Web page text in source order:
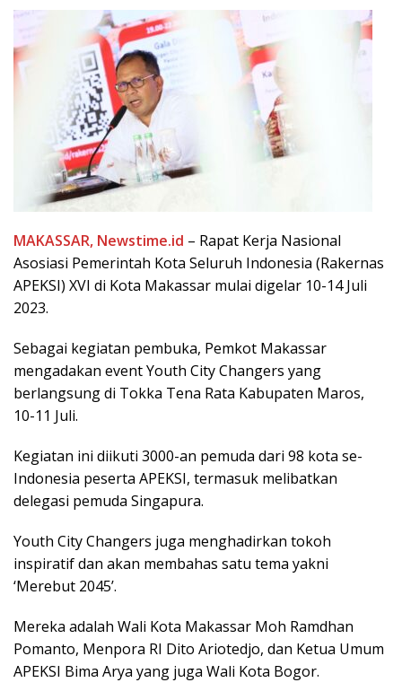
MAKASSAR, Newstime.id – Rapat Kerja Nasional
Asosiasi Pemerintah Kota Seluruh Indonesia (Rakernas
APEKSI) XVI di Kota Makassar mulai digelar 10-14 Juli
2023.
Sebagai kegiatan pembuka, Pemkot Makassar
mengadakan event Youth City Changers yang
berlangsung di Tokka Tena Rata Kabupaten Maros,
10-11 Juli.
Kegiatan ini diikuti 3000-an pemuda dari 98 kota se-
Indonesia peserta APEKSI, termasuk melibatkan
delegasi pemuda Singapura.
Youth City Changers juga menghadirkan tokoh
inspiratif dan akan membahas satu tema yakni
‘Merebut 2045’.
Mereka adalah Wali Kota Makassar Moh Ramdhan
Pomanto, Menpora RI Dito Ariotedjo, dan Ketua Umum
APEKSI Bima Arya yang juga Wali Kota Bogor.